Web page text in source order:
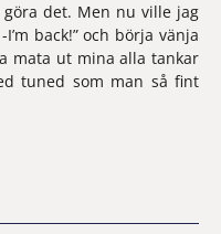
det. Men nu ville jag
back!” och börja vänja
mata ut mina alla tankar
tuned som man så fint